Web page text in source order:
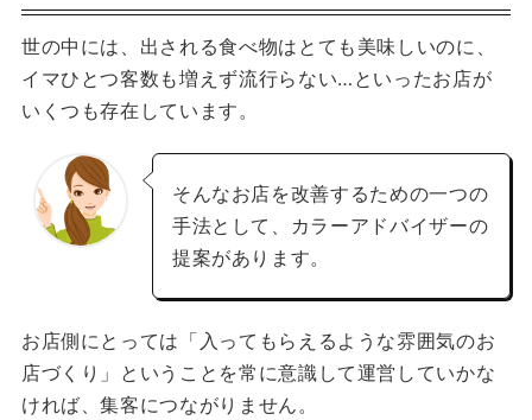
世の中には、出される食べ物はとても美味しいのに、
イマひとつ客数も増えず流行らない…といったお店が
いくつも存在しています。
そんなお店を改善するための一つの
手法として、カラーアドバイザーの
提案があります。
お店側にとっては「入ってもらえるような雰囲気のお
店づくり」ということを常に意識して運営していかな
ければ、集客につながりません。